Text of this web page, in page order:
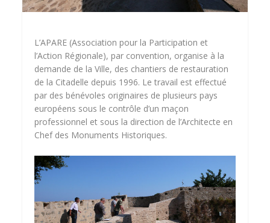
L’APARE (Association pour la Participation et
l’Action Régionale), par convention, organise à la
demande de la Ville, des chantiers de restauration
de la Citadelle depuis 1996. Le travail est effectué
par des bénévoles originaires de plusieurs pays
européens sous le contrôle d’un maçon
professionnel et sous la direction de l’Architecte en
Chef des Monuments Historiques.